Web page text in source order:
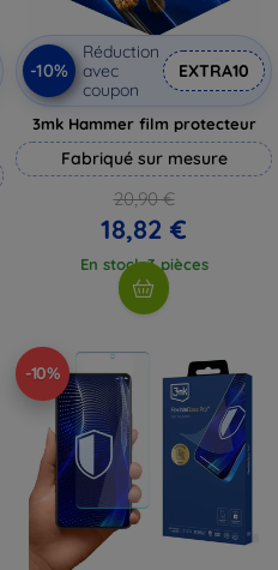
-10%
Réduction
avec
coupon
EXTRA10
3mk Hammer film protecteur
Fabriqué sur mesure
20,90 €
18,82 €
En stock 3 pièces
-10%